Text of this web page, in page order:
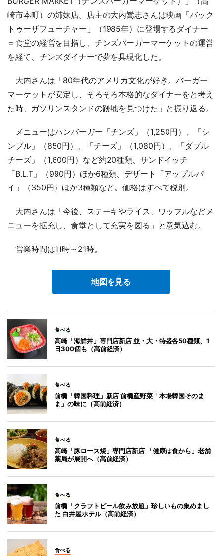
崎市本町）の姉妹店。店主の大内嵩志さんは映画「バック
トゥーザフューチャー」（1985年）に登場するダイナー
＝食堂の経営を目指し、チンズバーガーマーケットの運営
を経て、チンズダイナーで夢を具現化した。
大内さんは「80年代のアメリカ文化が好き。バーガー
マーケットが安定し、そろそろ本格的なダイナーをと考え
た時、ガソリンスタンドの跡地を見つけた」と振り返る。
メニューはハンバーガー「チンズ」（1,250円）、「シ
ンプル」（850円）、「チーズ」（1,080円）、「ダブル
チーズ」（1,600円）など約20種類、サンドイッチ
「B.L.T」（990円）ほか6種類、デザート「アップルパ
イ」（350円）ほか3種類など。価格はすべて税別。
大内さんは「今後、ステーキやライス、ワッフルなどメ
ニューを拡充し、食堂として充実を図る」と意気込む。
営業時間は11時～21時。
地図を見る
食べる
高崎「海鮮丼」専門店新店 並・大・特盛各50種類、1
日300個も（高前経済）
食べる
前橋「韓国料理」新店 前橋産野菜「本場韓国そのま
ま」の味に（高前経済）
食べる
高崎「豚ロース焼」専門店新店 「健康は食から」老舗
薬局が展開へ（高前経済）
食べる
前橋「クラフトビール飲み放題」珍しいもの集めまし
た 白井屋ホテル（高前経済）
食べる